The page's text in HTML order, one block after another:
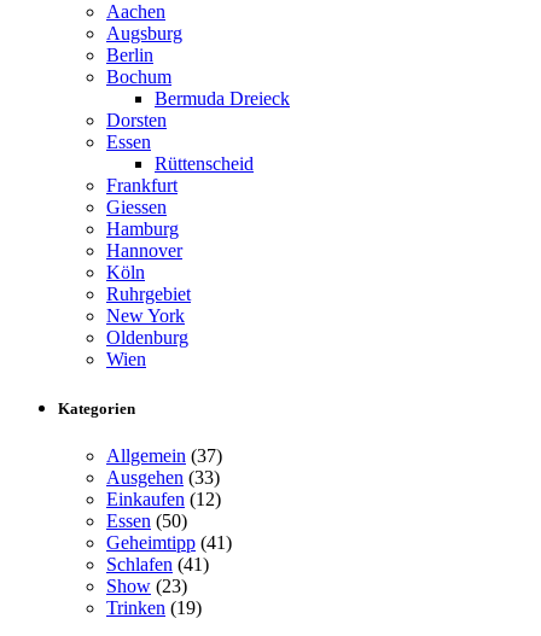
Aachen
Augsburg
Berlin
Bochum
Bermuda Dreieck
Dorsten
Essen
Rüttenscheid
Frankfurt
Giessen
Hamburg
Hannover
Köln
Ruhrgebiet
New York
Oldenburg
Wien
Kategorien
Allgemein (37)
Ausgehen (33)
Einkaufen (12)
Essen (50)
Geheimtipp (41)
Schlafen (41)
Show (23)
Trinken (19)